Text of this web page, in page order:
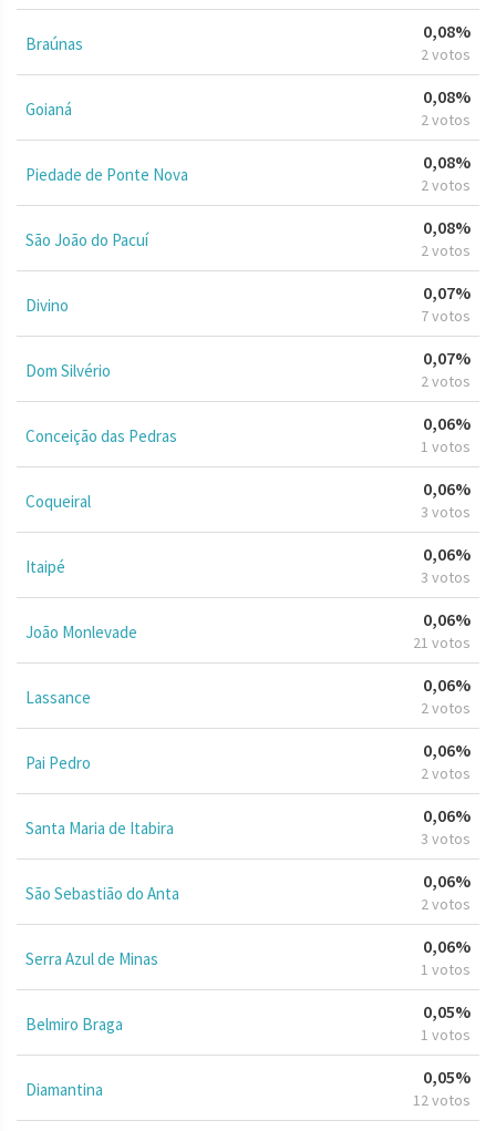
Braúnas
0,08%
2 votos
Goianá
0,08%
2 votos
Piedade de Ponte Nova
0,08%
2 votos
São João do Pacuí
0,08%
2 votos
Divino
0,07%
7 votos
Dom Silvério
0,07%
2 votos
Conceição das Pedras
0,06%
1 votos
Coqueiral
0,06%
3 votos
Itaipé
0,06%
3 votos
João Monlevade
0,06%
21 votos
Lassance
0,06%
2 votos
Pai Pedro
0,06%
2 votos
Santa Maria de Itabira
0,06%
3 votos
São Sebastião do Anta
0,06%
2 votos
Serra Azul de Minas
0,06%
1 votos
Belmiro Braga
0,05%
1 votos
Diamantina
0,05%
12 votos